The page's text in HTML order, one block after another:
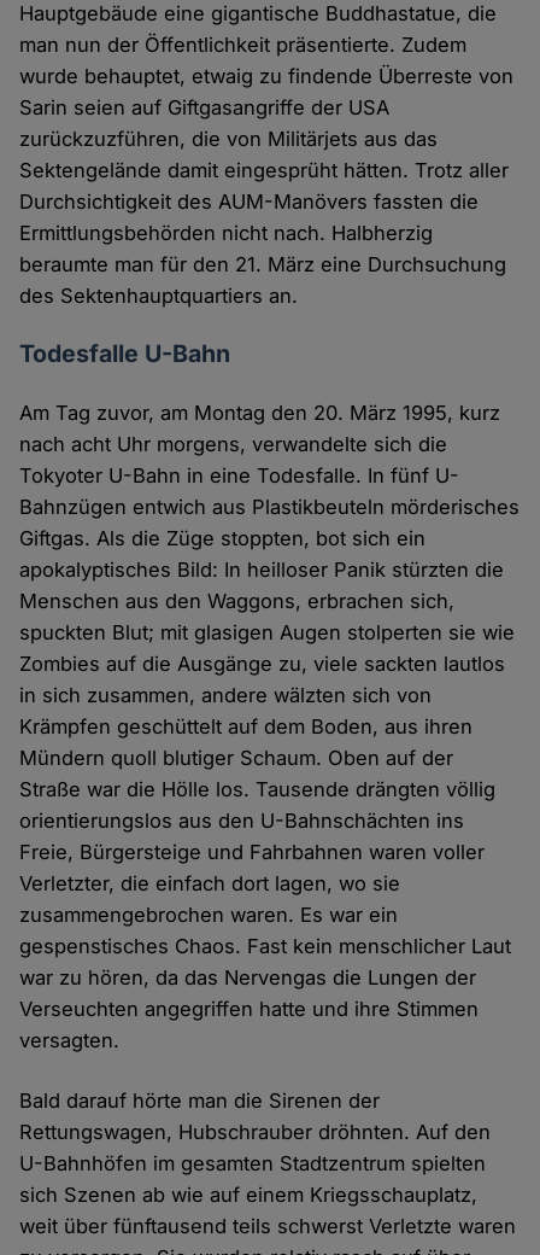
Hauptgebäude eine gigantische Buddhastatue, die
man nun der Öffentlichkeit präsentierte. Zudem
wurde behauptet, etwaig zu findende Überreste von
Sarin seien auf Giftgasangriffe der USA
zurückzuzführen, die von Militärjets aus das
Sektengelände damit eingesprüht hätten. Trotz aller
Durchsichtigkeit des AUM-Manövers fassten die
Ermittlungsbehörden nicht nach. Halbherzig
beraumte man für den 21. März eine Durchsuchung
des Sektenhauptquartiers an.
Todesfalle U-Bahn
Am Tag zuvor, am Montag den 20. März 1995, kurz
nach acht Uhr morgens, verwandelte sich die
Tokyoter U-Bahn in eine Todesfalle. In fünf U-
Bahnzügen entwich aus Plastikbeuteln mörderisches
Giftgas. Als die Züge stoppten, bot sich ein
apokalyptisches Bild: In heilloser Panik stürzten die
Menschen aus den Waggons, erbrachen sich,
spuckten Blut; mit glasigen Augen stolperten sie wie
Zombies auf die Ausgänge zu, viele sackten lautlos
in sich zusammen, andere wälzten sich von
Krämpfen geschüttelt auf dem Boden, aus ihren
Mündern quoll blutiger Schaum. Oben auf der
Straße war die Hölle los. Tausende drängten völlig
orientierungslos aus den U-Bahnschächten ins
Freie, Bürgersteige und Fahrbahnen waren voller
Verletzter, die einfach dort lagen, wo sie
zusammengebrochen waren. Es war ein
gespenstisches Chaos. Fast kein menschlicher Laut
war zu hören, da das Nervengas die Lungen der
Verseuchten angegriffen hatte und ihre Stimmen
versagten.
Bald darauf hörte man die Sirenen der
Rettungswagen, Hubschrauber dröhnten. Auf den
U-Bahnhöfen im gesamten Stadtzentrum spielten
sich Szenen ab wie auf einem Kriegsschauplatz,
weit über fünftausend teils schwerst Verletzte waren